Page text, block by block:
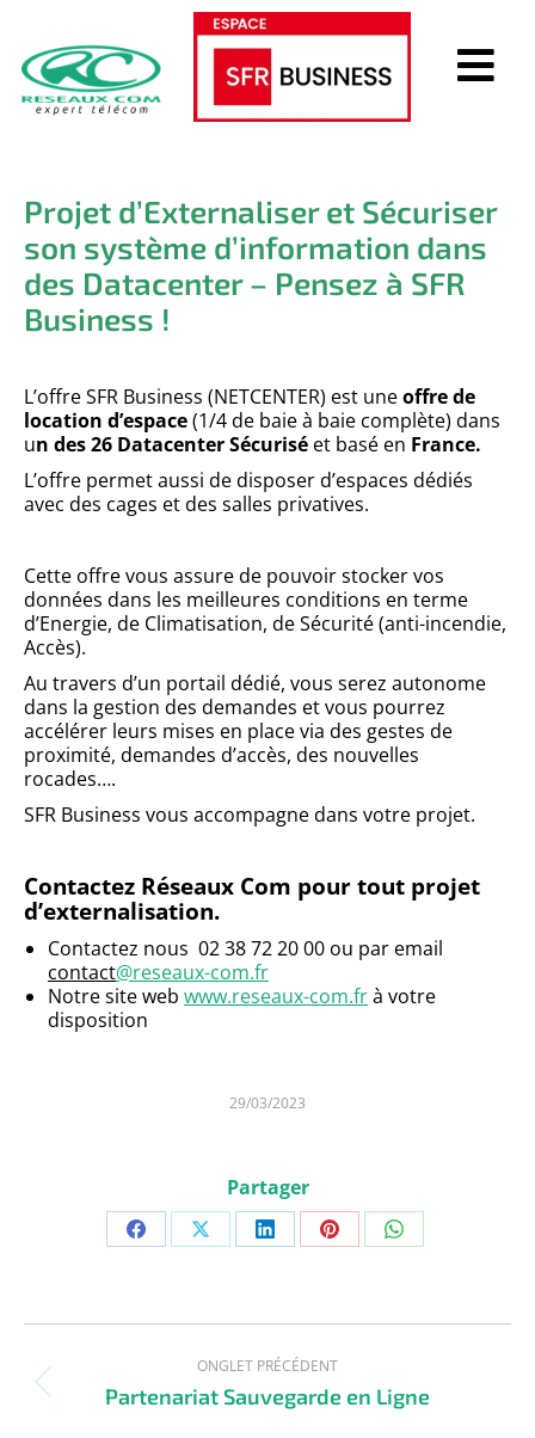
Projet d’Externaliser et Sécuriser
son système d’information dans
des Datacenter – Pensez à SFR
Business !
L’offre SFR Business (NETCENTER) est uneoffre de
location d’espace(1/4 de baie à baie complète) dans
un des 26 Datacenter Sécurisé et basé en France.
L’offre permet aussi de disposer d’espaces dédiés
avec des cages et des salles privatives.
Cette offre vous assure de pouvoir stocker vos
données dans les meilleures conditions en terme
d’Energie, de Climatisation, de Sécurité (anti-incendie,
Accès).
Au travers d’un portail dédié, vous serez autonome
dans la gestion des demandes et vous pourrez
accélérer leurs mises en place via des gestes de
proximité, demandes d’accès, des nouvelles
rocades….
SFR Business vous accompagne dans votre projet.
Contactez Réseaux Com pour tout projet
d’externalisation.
Contactez nous 02 38 72 20 00 ou par email
contact@reseaux-com.fr
Notre site web www.reseaux-com.frà votre
disposition
29/03/2023
Partager
ONGLET PRÉCÉDENT
Partenariat Sauvegarde en Ligne